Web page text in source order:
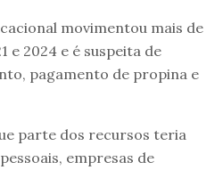
movimentou mais de
e 2024 e é suspeita de
pagamento de propina e
parte dos recursos teria
empresas de